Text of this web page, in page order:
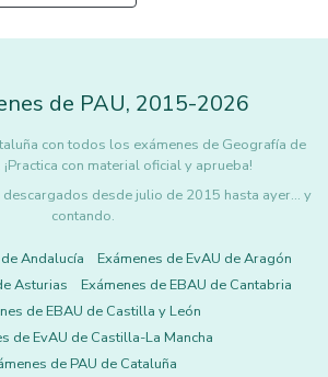
de PAU, 2015-2026
con todos los exámenes de Geografía de
con material oficial y aprueba!
desde julio de 2015 hasta ayer... y
contando.
Andalucía
Exámenes de EvAU de Aragón
Asturias
Exámenes de EBAU de Cantabria
de EBAU de Castilla y León
de EvAU de Castilla-La Mancha
de PAU de Cataluña